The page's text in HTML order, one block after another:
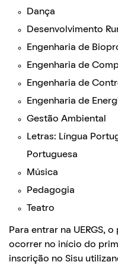
Dança
Desenvolvimento
Engenharia de
Engenharia de
Engenharia de
Engenharia de
Gestão Ambiental
Letras: Língua
Portuguesa
Música
Pedagogia
Teatro
Para entrar na UERGS,
ocorrer no início do
inscrição no Sisu